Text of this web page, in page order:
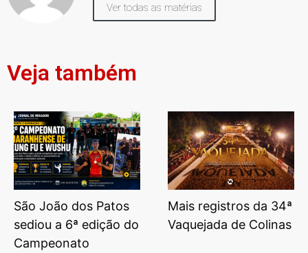
Ver todas as matérias
Veja também
São João dos Patos
sediou a 6ª edição do
Campeonato
Mais registros da 34ª
Vaquejada de Colinas